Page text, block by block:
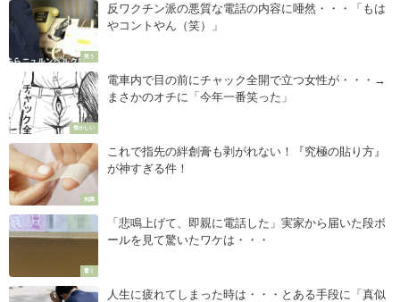
笑う
反ワクチン派の悪質な電話の内容に唖然・・・「もは
やコントやん（笑）」
懐かしい
電車内で目の前にチャック全開で立つ女性が・・・→
まさかのオチに「今年一番笑った」
知識
これで指先の絆創膏も剥がれない！『究極の貼り方』
が神すぎる件！
驚く
「悲鳴上げて、即親に電話した」実家から届いた段ボ
ールを見て驚いたワケは・・・
人生に疲れてしまった時は・・・とある手段に「真似